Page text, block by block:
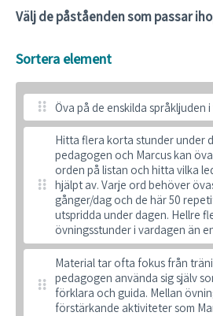
Välj de påståenden som passar
Sortera element
Öva på de enskilda språkljuden
Hitta flera korta stunder under
pedagogen och Marcus kan
orden på listan och hitta vilka
hjälpt av. Varje ord behöver
gånger/dag och de här 50
utspridda under dagen. Hellre
övningsstunder i vardagen än
Material tar ofta fokus från
pedagogen använda sig själv
förklara och guida. Mellan
förstärkande aktiviteter som